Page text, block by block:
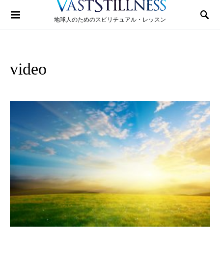
地球人のためのスピリチュアル・レッスン
Search for:
video